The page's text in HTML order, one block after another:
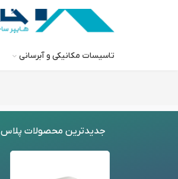
تاسیسات مکانیکی و آبرسانی
جدید‌ترین محصولات پلاس